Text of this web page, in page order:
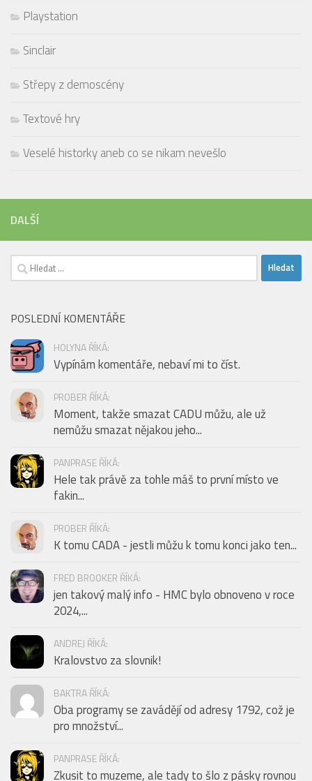
Playstation
Sinclair
Střepy z demoscény
Textové hry
Veselé historky aneb co se nikam nevešlo
DALŠÍ
Vyhledávání
POSLEDNÍ KOMENTÁŘE
HOLYNA ŘÍKÁ:
Vypínám komentáře, nebaví mi to číst.
PROBER ŘÍKÁ:
Moment, takže smazat CADU můžu, ale už
nemůžu smazat nějakou jeho...
PANPRASE ŘÍKÁ:
Hele tak právě za tohle máš to první místo ve
fakin...
PROBER ŘÍKÁ:
K tomu CADA - jestli můžu k tomu konci jako ten...
FRED BROOKER ŘÍKÁ:
jen takový malý info - HMC bylo obnoveno v roce
2024,...
ANDREJ ŘÍKÁ:
Kralovstvo za slovnik!
BAKTRA ŘÍKÁ:
Oba programy se zavádějí od adresy 1792, což je
pro množství...
PANPRASE ŘÍKÁ:
Zkusit to muzeme, ale tady to šlo z pásky rovnou